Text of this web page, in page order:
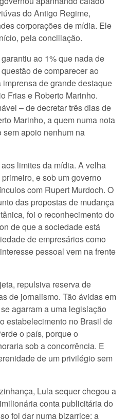
do Antigo Regime,
corporações de mídia. Ele
pela conciliação.
ao 1% que nada de
de comparecer ao
de grande destaque
Frias e Roberto Marinho.
– de decretar três dias de
Marinho, a quem numa nota
apoio nenhum na
limites da mídia. A velha
e sob um governo
com Rupert Murdoch. O
das propostas de mudança
foi o reconhecimento do
de que a sociedade está
de empresários como
pessoal vem na frente
repulsiva reserva de
de jornalismo. Tão ávidas em
agarram a uma legislação
estabelecimento no Brasil de
o país, porque o
sob a concorrência. E
de um privilégio sem
Lula sequer chegou a
conta publicitária do
foi dar numa bizarrice: a